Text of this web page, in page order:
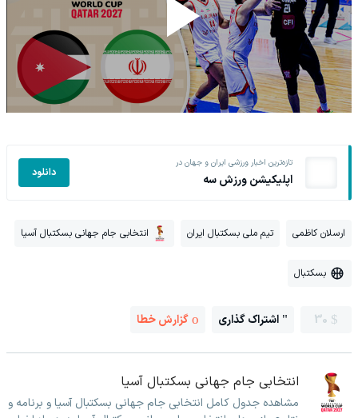
تازه‌ترین اخبار ورزشی ایران و جهان در
اپلیکیشن ورزش سه دانلود
ارسلان کاظمی تیم ملی بسکتبال ایران انتخابی جام جهانی بسکتبال آسیا
بسکتبال
30 اشتراک گذاری گزارش خطا
انتخابی جام جهانی بسکتبال آسیا
مشاهده جدول کامل انتخابی جام جهانی بسکتبال آسیا و برنامه و